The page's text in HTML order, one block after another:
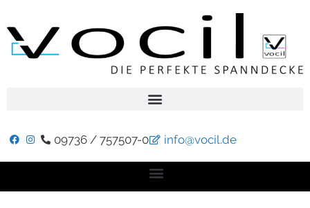
09736 / 757507-0 info@vocil.de